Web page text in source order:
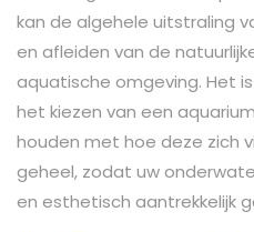
kan de algehele uitstraling
en afleiden van de
aquatische omgeving. Het
het kiezen van een
houden met hoe deze zich
geheel, zodat uw
en esthetisch aantrekkelijk